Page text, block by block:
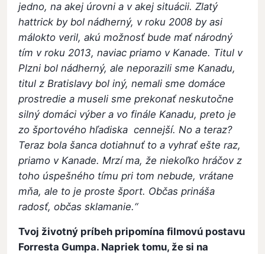
jedno, na akej úrovni a v akej situácii. Zlatý
hattrick by bol nádherný, v roku 2008 by asi
málokto veril, akú možnosť bude mať národný
tím v roku 2013, naviac priamo v Kanade. Titul v
Plzni bol nádherný, ale neporazili sme Kanadu,
titul z Bratislavy bol iný, nemali sme domáce
prostredie a museli sme prekonať neskutočne
silný domáci výber a vo finále Kanadu, preto je
zo športového hľadiska cennejší. No a teraz?
Teraz bola šanca dotiahnuť to a vyhrať ešte raz,
priamo v Kanade. Mrzí ma, že niekoľko hráčov z
toho úspešného tímu pri tom nebude, vrátane
mňa, ale to je proste šport. Občas prináša
radosť, občas sklamanie.“
Tvoj životný príbeh pripomína filmovú postavu
Forresta Gumpa. Napriek tomu, že si na